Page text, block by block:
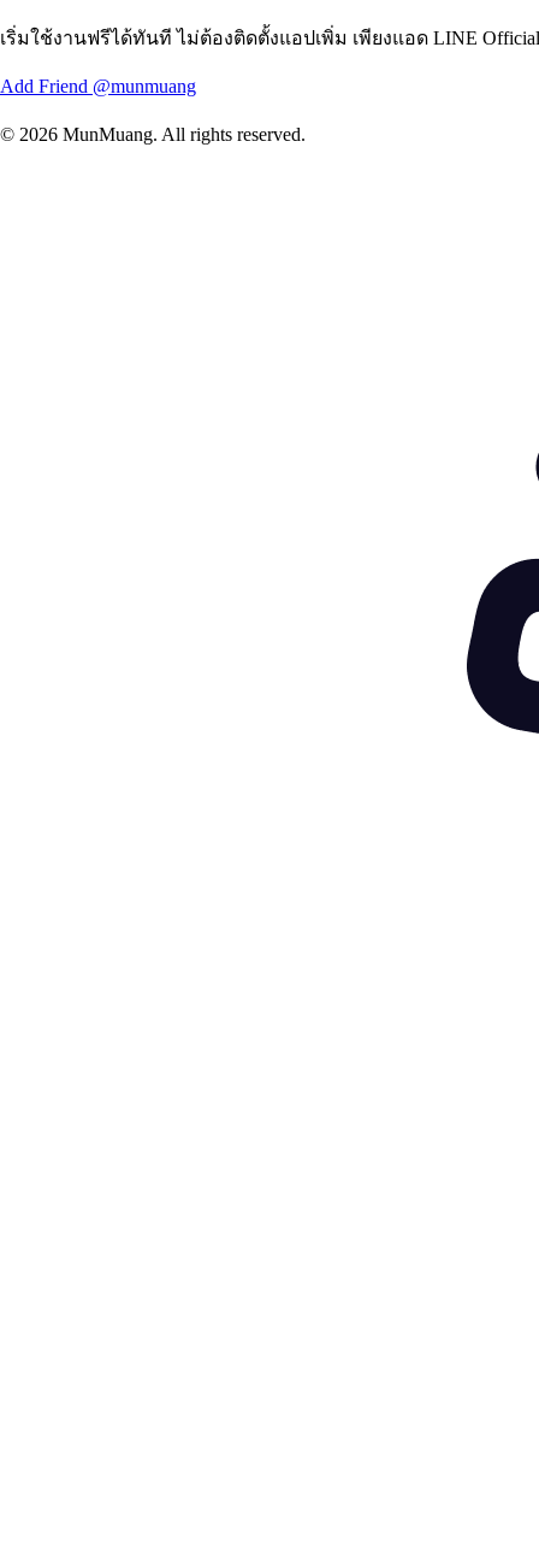
เริ่มใช้งานฟรีได้ทันที ไม่ต้องติดตั้งแอปเพิ่ม เพียงแอด LINE
Add Friend @munmuang
© 2026 MunMuang. All rights reserved.